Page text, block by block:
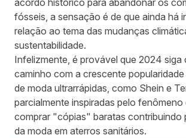
acordo histórico para abandonar os
fósseis, a sensação é de que ainda há
relação ao tema das mudanças
sustentabilidade.
Infelizmente, é provável que 2024 siga
caminho com a crescente
de moda ultrarrápidas, como Shein e
parcialmente inspiradas pelo fenômeno
comprar "cópias" baratas contribuindo
da moda em aterros sanitários.